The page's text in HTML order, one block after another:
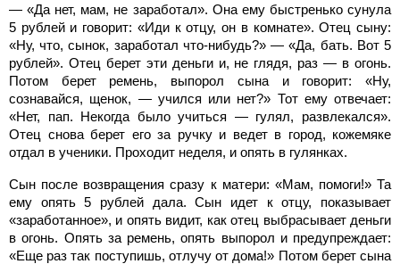
— «Да нет, мам, не заработал». Она ему быстренько сунула
5 рублей и говорит: «Иди к отцу, он в комнате». Отец сыну:
«Ну, что, сынок, заработал что-нибудь?» — «Да, бать. Вот 5
рублей». Отец берет эти деньги и, не глядя, раз — в огонь.
Потом берет ремень, выпорол сына и говорит: «Ну,
сознавайся, щенок, — учился или нет?» Тот ему отвечает:
«Нет, пап. Некогда было учиться — гулял, развлекался».
Отец снова берет его за ручку и ведет в город, кожемяке
отдал в ученики. Проходит неделя, и опять в гулянках.
Сын после возвращения сразу к матери: «Мам, помоги!» Та
ему опять 5 рублей дала. Сын идет к отцу, показывает
«заработанное», и опять видит, как отец выбрасывает деньги
в огонь. Опять за ремень, опять выпорол и предупреждает:
«Еще раз так поступишь, отлучу от дома!» Потом берет сына